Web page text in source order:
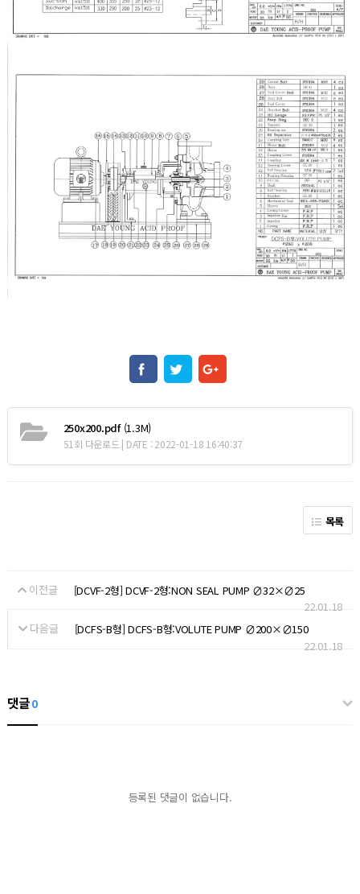
250x200.pdf(1.3M)
51회 다운로드 | DATE : 2022-01-18 16:40:37
목록
이전글
[DCVF-2형] DCVF-2형:NON SEAL PUMP ∅32×∅25
22.01.18
다음글
[DCFS-B형] DCFS-B형:VOLUTE PUMP ∅200×∅150
22.01.18
댓글0
등록된 댓글이 없습니다.